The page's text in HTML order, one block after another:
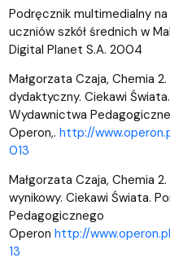
Podręcznik multimedialny
uczniów szkół średnich w
Digital Planet S.A. 2004
Małgorzata Czaja, Chemia
dydaktyczny. Ciekawi
Wydawnictwa
Operon,. http://www.operon.
013
Małgorzata Czaja, Chemia
wynikowy. Ciekawi Świata.
Pedagogicznego
Operon http://www.operon.pl
13